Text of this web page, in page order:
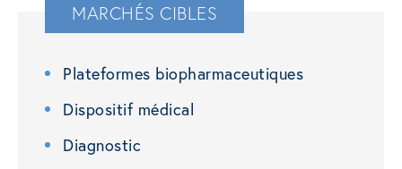
MARCHÉS CIBLES
Plateformes biopharmaceutiques
Dispositif médical
Diagnostic